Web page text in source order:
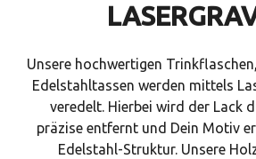
Unsere hochwertigen
Edelstahltassen werden mittels
veredelt. Hierbei wird der Lack
präzise entfernt und Dein Motiv
Edelstahl-Struktur. Unsere